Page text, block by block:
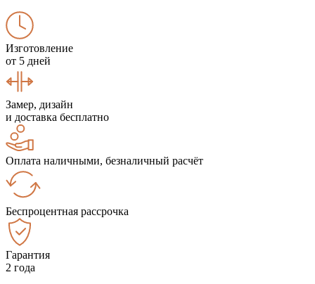
Изготовление
от 5 дней
Замер, дизайн
и доставка бесплатно
Оплата наличными, безналичный расчёт
Беспроцентная рассрочка
Гарантия
2 года